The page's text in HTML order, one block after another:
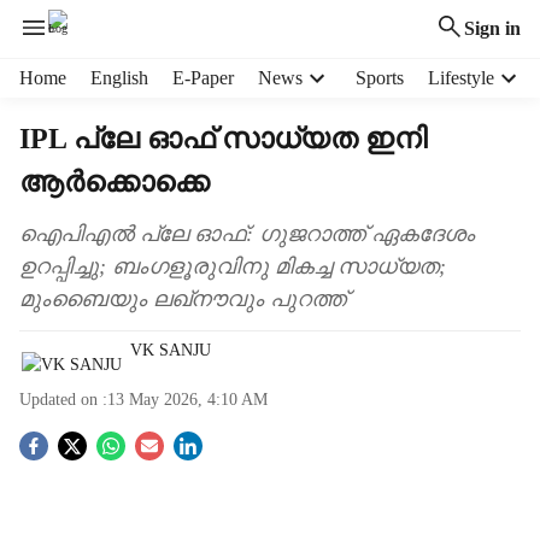
Sign in
Home English E-Paper News Sports Lifestyle
IPL പ്ലേ ഓഫ് സാധ്യത ഇനി
ആർക്കൊക്കെ
ഐപിഎൽ പ്ലേ ഓഫ്: ഗുജറാത്ത് ഏകദേശം
ഉറപ്പിച്ചു; ബംഗളൂരുവിനു മികച്ച സാധ്യത;
മുംബൈയും ലഖ്‌നൗവും പുറത്ത്
VK SANJU
Updated on :13 May 2026, 4:10 AM
S